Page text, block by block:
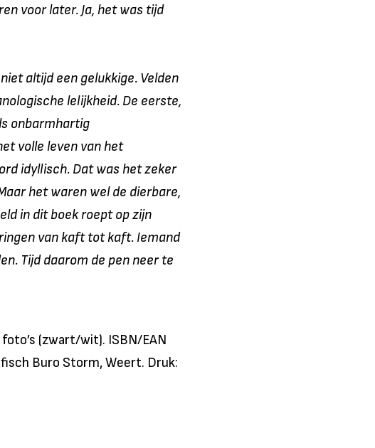
voor later. Ja, het was tijd
altijd een gelukkige. Velden
lelijkheid. De eerste,
onbarmhartig
volle leven van het
idyllisch. Dat was het zeker
het waren wel de dierbare,
in dit boek roept op zijn
van kaft tot kaft. Iemand
Tijd daarom de pen neer te
(zwart/wit). ISBN/EAN
Buro Storm, Weert. Druk: